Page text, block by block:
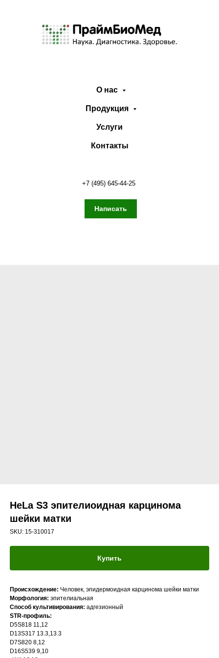
О нас
Продукция
Услуги
Контакты
+7 (495) 645-44-25
Написать
HeLa S3 эпителиоидная карцинома
шейки матки
SKU: 15-310017
Купить
Происхождение: Человек, эпидермоидная карцинома шейки матки
Морфология: эпителиальная
Способ культивирования: адгезионный
STR-профиль:
D5S818 11,12
D13S317 13.3,13.3
D7S820 8,12
D16S539 9,10